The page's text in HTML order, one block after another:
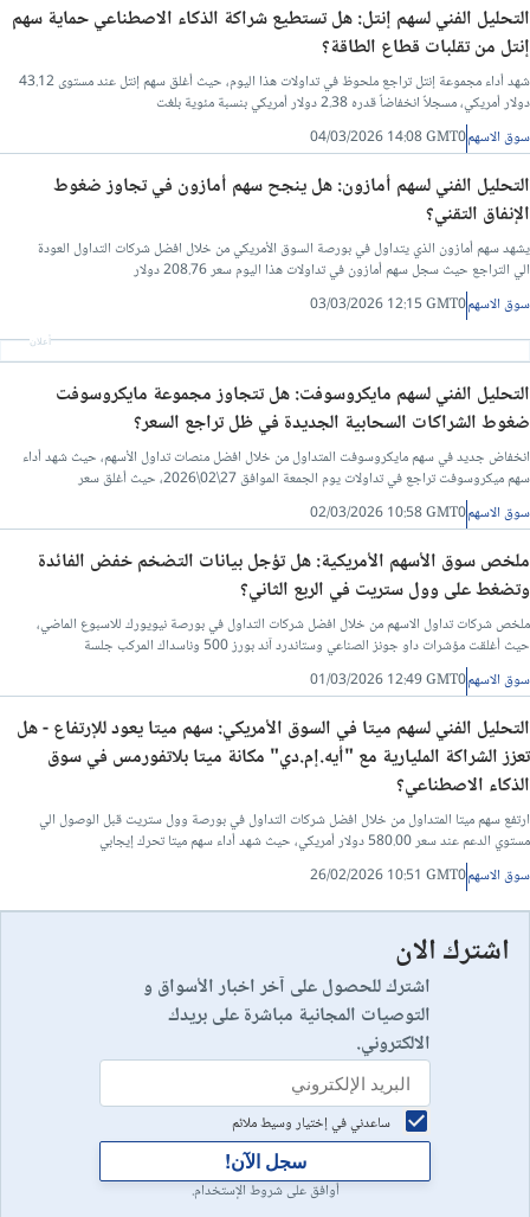
التحليل الفني لسهم إنتل: هل تستطيع شراكة الذكاء الاصطناعي حماية سهم
إنتل من تقلبات قطاع الطاقة؟
شهد أداء مجموعة إنتل تراجع ملحوظ في تداولات هذا اليوم، حيث أغلق سهم إنتل عند مستوى 43.12
دولار أمريكي، مسجلاً انخفاضاً قدره 2.38 دولار أمريكي بنسبة مئوية بلغت
سوق الاسهم04/03/2026 14:08 GMT0
التحليل الفني لسهم أمازون: هل ينجح سهم أمازون في تجاوز ضغوط
الإنفاق التقني؟
يشهد سهم أمازون الذي يتداول في بورصة السوق الأمريكي من خلال افضل شركات التداول العودة
الي التراجع حيث سجل سهم أمازون في تداولات هذا اليوم سعر 208.76 دولار
سوق الاسهم03/03/2026 12:15 GMT0
أعلان
التحليل الفني لسهم مايكروسوفت: هل تتجاوز مجموعة مايكروسوفت
ضغوط الشراكات السحابية الجديدة في ظل تراجع السعر؟
انخفاض جديد في سهم مايكروسوفت المتداول من خلال افضل منصات تداول الأسهم، حيث شهد أداء
سهم ميكروسوفت تراجع في تداولات يوم الجمعة الموافق 27\02\2026، حيث أغلق سعر
سوق الاسهم02/03/2026 10:58 GMT0
ملخص سوق الأسهم الأمريكية: هل تؤجل بيانات التضخم خفض الفائدة
وتضغط على وول ستريت في الربع الثاني؟
ملخص شركات تداول الاسهم من خلال افضل شركات التداول في بورصة نيويورك للاسبوع الماضي،
حيث أغلقت مؤشرات داو جونز الصناعي وستاندرد آند بورز 500 وناسداك المركب جلسة
سوق الاسهم01/03/2026 12:49 GMT0
التحليل الفني لسهم ميتا في السوق الأمريكي: سهم ميتا يعود للإرتفاع - هل
تعزز الشراكة المليارية مع "أيه.إم.دي" مكانة ميتا بلاتفورمس في سوق
الذكاء الاصطناعي؟
ارتفع سهم ميتا المتداول من خلال افضل شركات التداول في بورصة وول ستريت قبل الوصول الي
مستوي الدعم عند سعر 580.00 دولار أمريكي، حيث شهد أداء سهم ميتا تحرك إيجابي
سوق الاسهم26/02/2026 10:51 GMT0
اشترك الان
اشترك للحصول على آخر اخبار الأسواق و
التوصيات المجانية مباشرة على بريدك
الالكتروني.
ساعدني في إختيار وسيط ملائم
سجل الآن!
أوافق على شروط الإستخدام.